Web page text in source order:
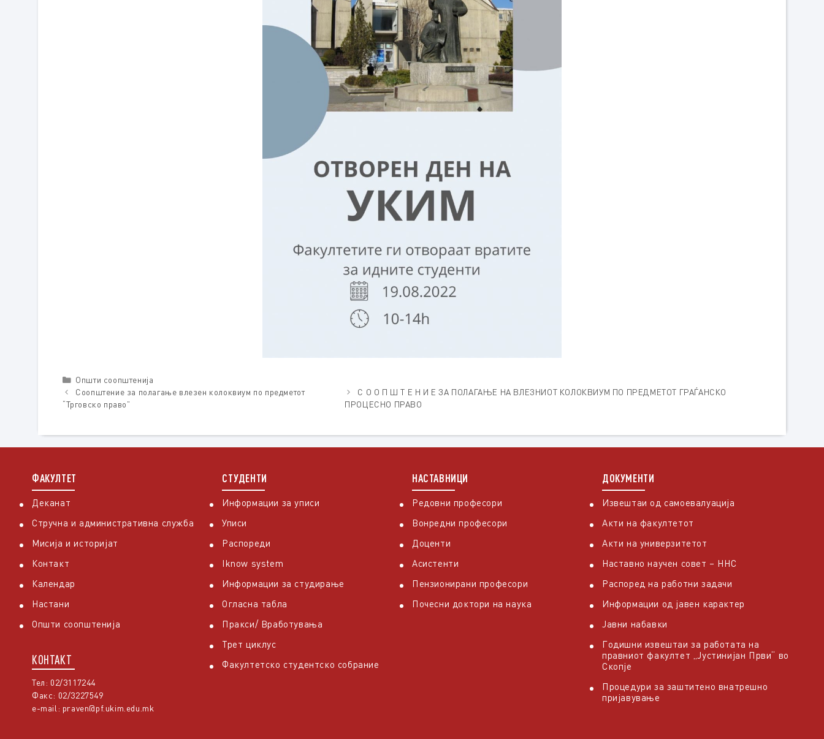
Categories
Општи соопштенија
Соопштение за полагање влезен колоквиум по предметот
“Трговско право”
С О О П Ш Т Е Н И Е ЗА ПОЛАГАЊЕ НА ВЛЕЗНИОТ КОЛОКВИУМ ПО ПРЕДМЕТОТ ГРАЃАНСКО
ПРОЦЕСНО ПРАВО
ФАКУЛТЕТ
Деканат
Стручна и административна служба
Мисија и историјат
Контакт
Календар
Настани
Општи соопштенија
КОНТАКТ
Тел: 02/3117244
Факс: 02/3227549
e-mail: praven@pf.ukim.edu.mk
СТУДЕНТИ
Информации за уписи
Уписи
Распореди
Iknow system
Информации за студирање
Огласна табла
Пракси/ Вработувања
Трет циклус
Факултетско студентско собрание
НАСТАВНИЦИ
Редовни професори
Вонредни професори
Доценти
Асистенти
Пензионирани професори
Почесни доктори на наука
ДОКУМЕНТИ
Извештаи од самоевалуација
Акти на факултетот
Акти на универзитетот
Наставно научен совет – ННС
Распоред на работни задачи
Информации од јавен карактер
Јавни набавки
Годишни извештаи за работата на
правниот факултет „Јустинијан Први“ во
Скопје
Процедури за заштитено внатрешно
пријавување